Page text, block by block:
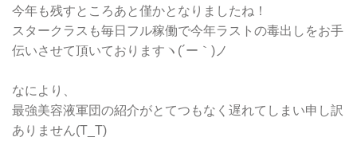
今年も残すところあと僅かとなりましたね！
スタークラスも毎日フル稼働で今年ラストの毒出しをお手
伝いさせて頂いておりますヽ(´ー｀)ノ
なにより、
最強美容液軍団の紹介がとてつもなく遅れてしまい申し訳
ありません(T_T)